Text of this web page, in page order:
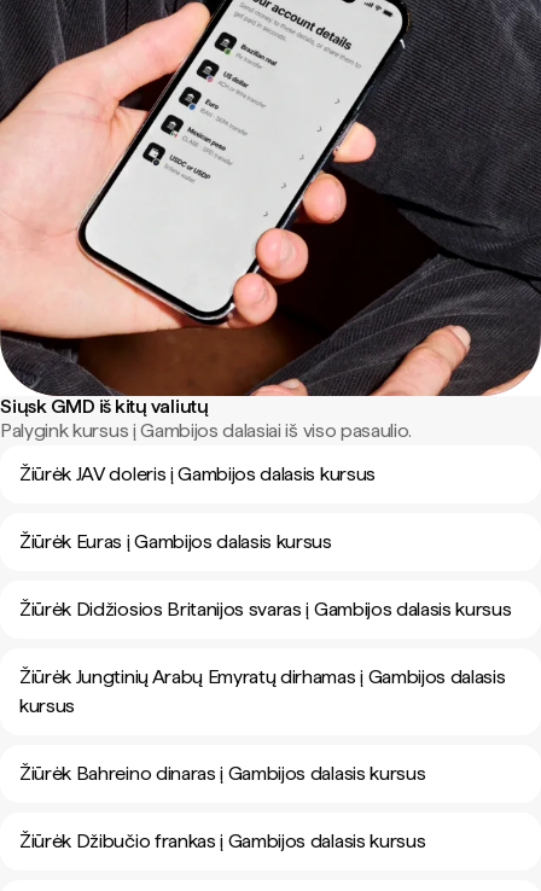
Siųsk GMD iš kitų valiutų
Palygink kursus į Gambijos dalasiai iš viso pasaulio.
Žiūrėk JAV doleris į Gambijos dalasis kursus
Žiūrėk Euras į Gambijos dalasis kursus
Žiūrėk Didžiosios Britanijos svaras į Gambijos dalasis kursus
Žiūrėk Jungtinių Arabų Emyratų dirhamas į Gambijos dalasis
kursus
Žiūrėk Bahreino dinaras į Gambijos dalasis kursus
Žiūrėk Džibučio frankas į Gambijos dalasis kursus